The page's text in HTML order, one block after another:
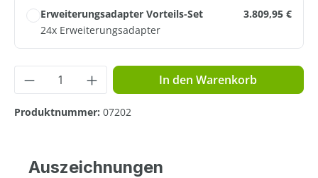
Erweiterungsadapter Vorteils-Set
24x Erweiterungsadapter
3.809,95 €
Produkt Anzahl: Gib den gewünschten
In den Warenkorb
Produktnummer: 07202
Auszeichnungen